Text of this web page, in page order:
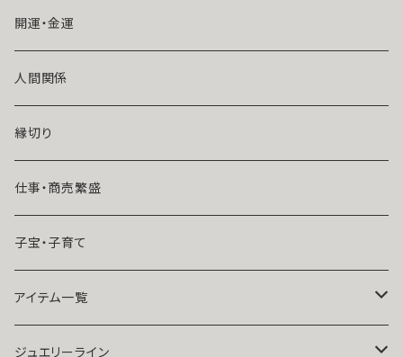
悪魔術師べリアル
風水師さくら
魔術師恋雪
魔術師N.Kelly
魔術師Sara Serendipity
祈祷師澪央
ユタ玉城陽
片思い
ライバルの居る恋（略奪したい）
年齢差のある恋（年上・年下）
マンネリ気味の恋
遠距離
復縁したい・取り戻したい愛情
人に言えない関係
開運・金運
人間関係
縁切り
仕事・商売繁盛
子宝・子育て
アイテム一覧
ネックレス
ジュエリーライン